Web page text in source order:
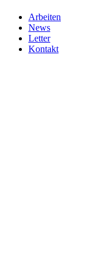
Arbeiten
News
Letter
Kontakt